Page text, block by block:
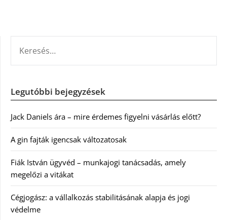
Legutóbbi bejegyzések
Jack Daniels ára – mire érdemes figyelni vásárlás előtt?
A gin fajták igencsak változatosak
Fiák István ügyvéd – munkajogi tanácsadás, amely
megelőzi a vitákat
Cégjogász: a vállalkozás stabilitásának alapja és jogi
védelme